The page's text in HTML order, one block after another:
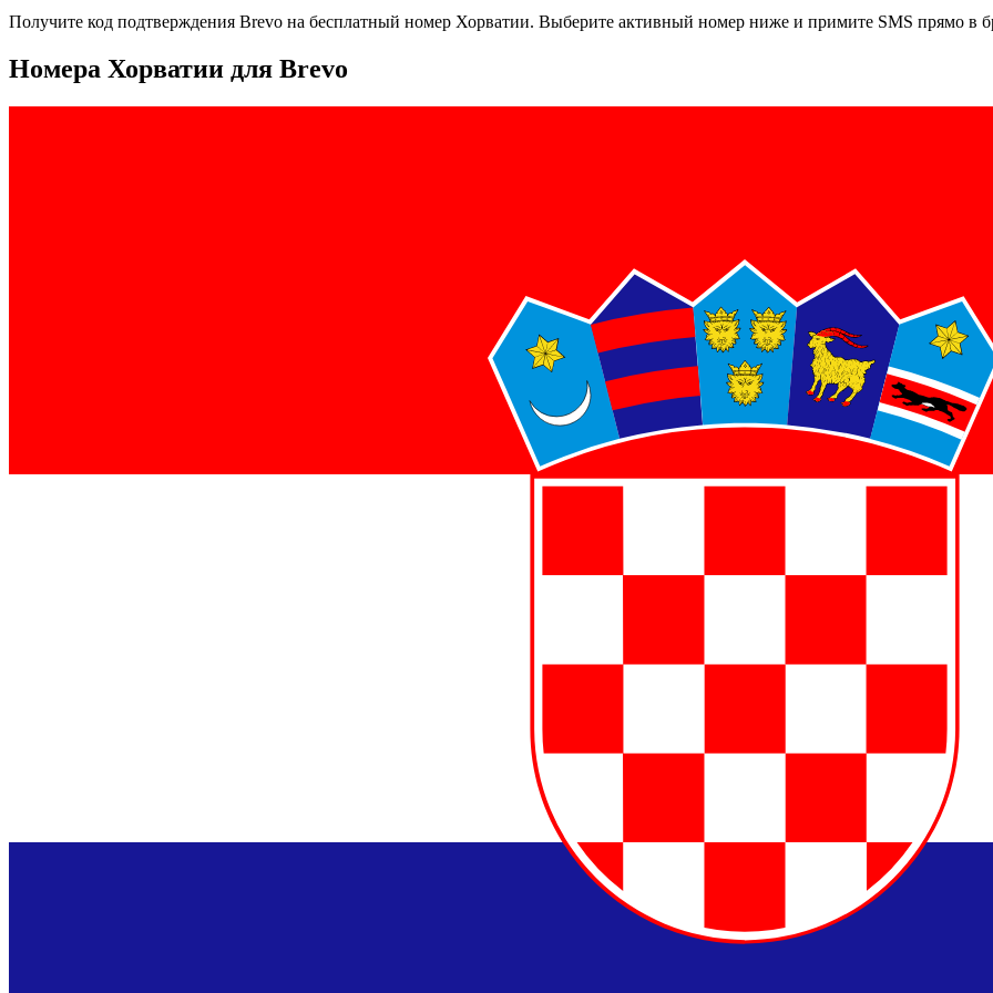
Получите код подтверждения Brevo на бесплатный номер Хорватии. Выберите активный номер ниже и примите SMS прямо в
Номера Хорватии для Brevo